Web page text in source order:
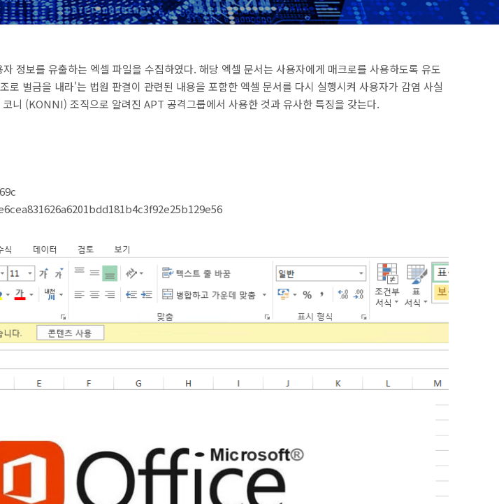
정보를 유출하는 엑셀 파일을 수집하였다. 해당 엑셀 문서는 사용자에게 매크로를 사용하도록 유도
로 벌금을 내라'는 법원 판결이 관련된 내용을 포함한 엑셀 문서를 다시 실행시켜 사용자가 감염 사실
니 (KONNI) 조직으로 알려진 APT 공격그룹에서 사용한 것과 유사한 특징을 갖는다.